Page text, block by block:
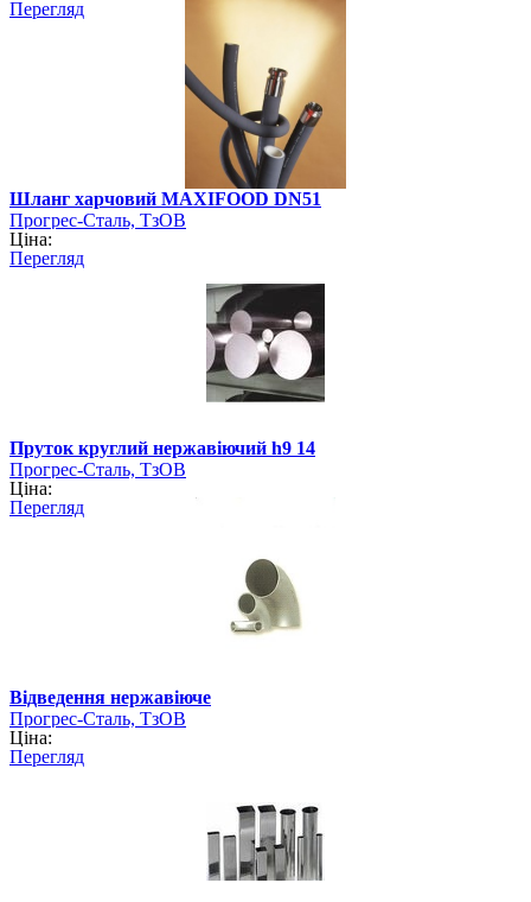
Перегляд
Шланг харчовий MAXIFOOD DN51
Прогрес-Сталь, ТзОВ
Ціна:
Перегляд
Пруток круглий нержавіючий h9 14
Прогрес-Сталь, ТзОВ
Ціна:
Перегляд
Відведення нержавіюче
Прогрес-Сталь, ТзОВ
Ціна:
Перегляд